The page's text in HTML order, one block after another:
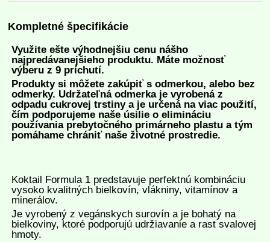
Kompletné špecifikácie
Využite ešte výhodnejšiu cenu nášho
najpredávanejšieho produktu. Máte možnosť
výberu z 9 príchutí.
Produkty si môžete zakúpiť s odmerkou, alebo bez
odmerky. Udržateľná odmerka je vyrobená z
odpadu cukrovej trstiny a je určená na viac použití,
čím podporujeme naše úsilie o elimináciu
používania prebytočného primárneho plastu a tým
pomáhame chrániť naše životné prostredie.
Koktail Formula 1 predstavuje perfektnú kombináciu
vysoko kvalitných bielkovín, vlákniny, vitamínov a
minerálov.
Je vyrobený z vegánskych surovín a je bohatý na
bielkoviny, ktoré podporujú udržiavanie a rast svalovej
hmoty.